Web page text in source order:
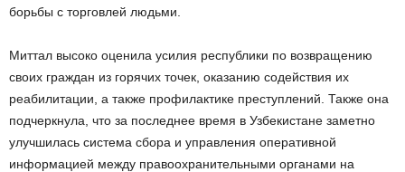
борьбы с торговлей людьми.
Миттал высоко оценила усилия республики по возвращению
своих граждан из горячих точек, оказанию содействия их
реабилитации, а также профилактике преступлений. Также она
подчеркнула, что за последнее время в Узбекистане заметно
улучшилась система сбора и управления оперативной
информацией между правоохранительными органами на